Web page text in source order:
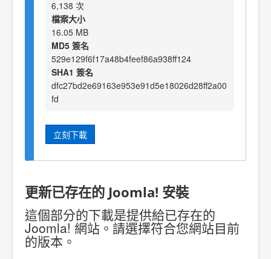
6,138 次
檔案大小
16.05 MB
MD5 簽名
529e129f6f17a48b4feef86a938ff124
SHA1 簽名
dfc27bd2e69163e953e91d5e18026d28ff2a00
fd
立刻下載
更新已存在的 Joomla! 安裝
這個部分的下載是提供給已存在的
Joomla! 網站。請選擇符合您網站目前
的版本。